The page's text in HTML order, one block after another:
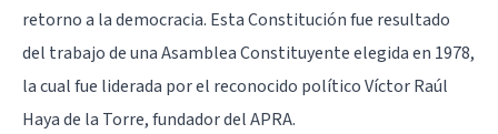
retorno a la democracia. Esta Constitución fue resultado
del trabajo de una Asamblea Constituyente elegida en 1978,
la cual fue liderada por el reconocido político Víctor Raúl
Haya de la Torre, fundador del APRA.